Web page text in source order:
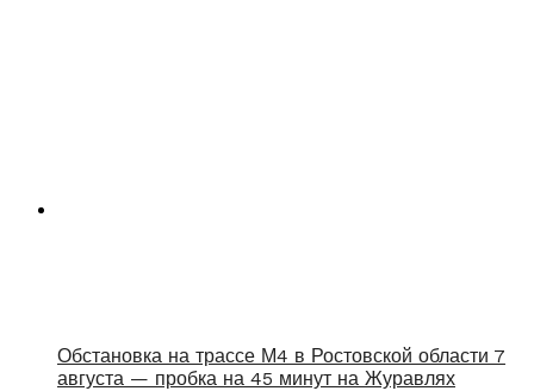
Обстановка на трассе М4 в Ростовской области 7
августа — пробка на 45 минут на Журавлях